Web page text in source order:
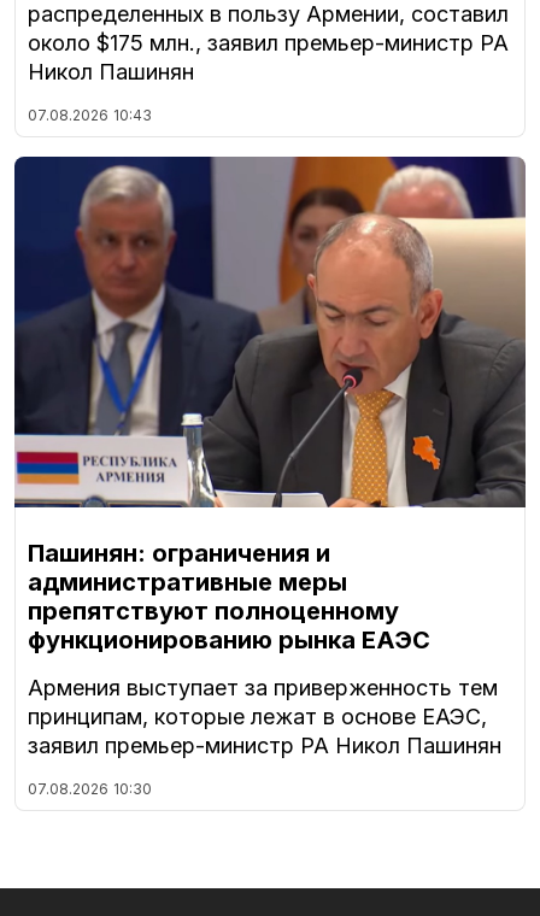
распределенных в пользу Армении, составил
около $175 млн., заявил премьер-министр РА
Никол Пашинян
07.08.2026 10:43
Пашинян: ограничения и
административные меры
препятствуют полноценному
функционированию рынка ЕАЭС
Армения выступает за приверженность тем
принципам, которые лежат в основе ЕАЭС,
заявил премьер-министр РА Никол Пашинян
07.08.2026 10:30